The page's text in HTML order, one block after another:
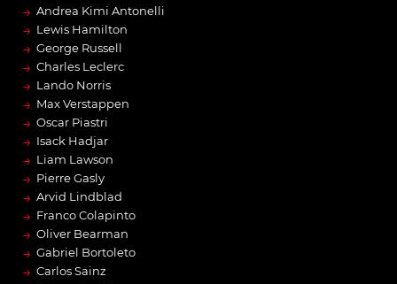
→ Andrea Kimi Antonelli
→ Lewis Hamilton
→ George Russell
→ Charles Leclerc
→ Lando Norris
→ Max Verstappen
→ Oscar Piastri
→ Isack Hadjar
→ Liam Lawson
→ Pierre Gasly
→ Arvid Lindblad
→ Franco Colapinto
→ Oliver Bearman
→ Gabriel Bortoleto
→ Carlos Sainz